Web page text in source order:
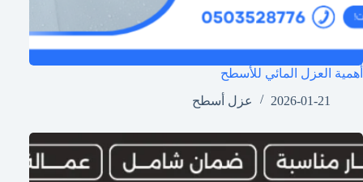
أهمية العزل المائي للأسطح
2026-01-21
عزل أسطح